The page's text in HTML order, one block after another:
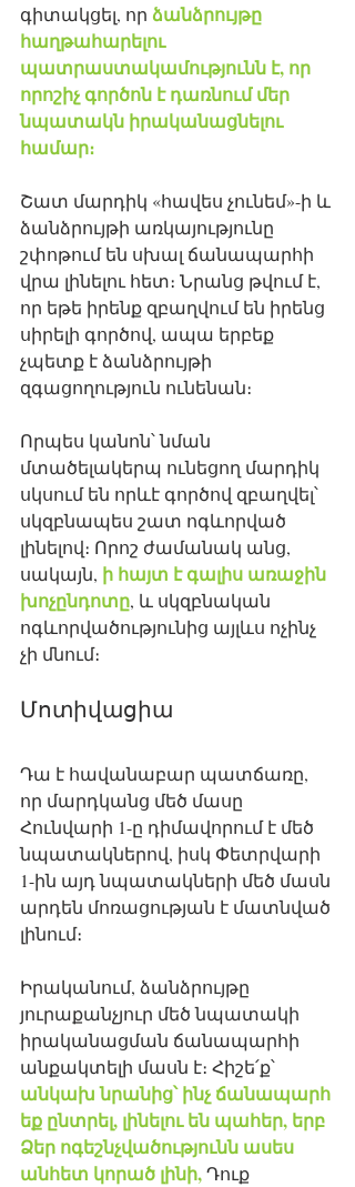
գիտակցել, որ ձանձրույթը
հաղթահարելու
պատրաստակամությունն է, որ
որոշիչ գործոն է դառնում մեր
նպատակն իրականացնելու
համար։
Շատ մարդիկ «հավես չունեմ»-ի և
ձանձրույթի առկայությունը
շփոթում են սխալ ճանապարհի
վրա լինելու հետ։ Նրանց թվում է,
որ եթե իրենք զբաղվում են իրենց
սիրելի գործով, ապա երբեք
չպետք է ձանձրույթի
զգացողություն ունենան։
Որպես կանոն՝ նման
մտածելակերպ ունեցող մարդիկ
սկսում են որևէ գործով զբաղվել՝
սկզբնապես շատ ոգևորված
լինելով։ Որոշ ժամանակ անց,
սակայն, ի հայտ է գալիս առաջին
խոչընդոտը, և սկզբնական
ոգևորվածությունից այլևս ոչինչ
չի մնում։
Մոտիվացիա
Դա է հավանաբար պատճառը,
որ մարդկանց մեծ մասը
Հունվարի 1-ը դիմավորում է մեծ
նպատակներով, իսկ Փետրվարի
1-ին այդ նպատակների մեծ մասն
արդեն մոռացության է մատնված
լինում։
Իրականում, ձանձրույթը
յուրաքանչյուր մեծ նպատակի
իրականացման ճանապարհի
անքակտելի մասն է։ Հիշե՛ք՝
անկախ նրանից՝ ինչ ճանապարհ
եք ընտրել, լինելու են պահեր, երբ
Ձեր ոգեշնչվածությունն ասես
անհետ կորած լինի, Դուք